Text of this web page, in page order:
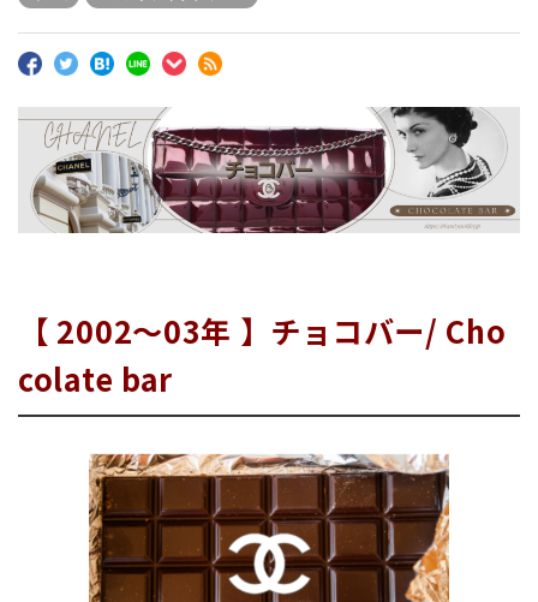
【 2002〜03年 】チョコバー/ Cho
colate bar